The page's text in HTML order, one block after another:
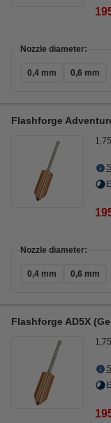
Nozzle diameter:
0,4 mm 0,6 mm
Flashforge
Nozzle diameter:
0,4 mm 0,6 mm
Flashforge AD5X